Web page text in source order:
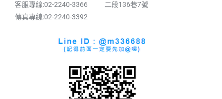
客服專線:02-2240-3366
傳真專線:02-2240-3392
二段136巷7號